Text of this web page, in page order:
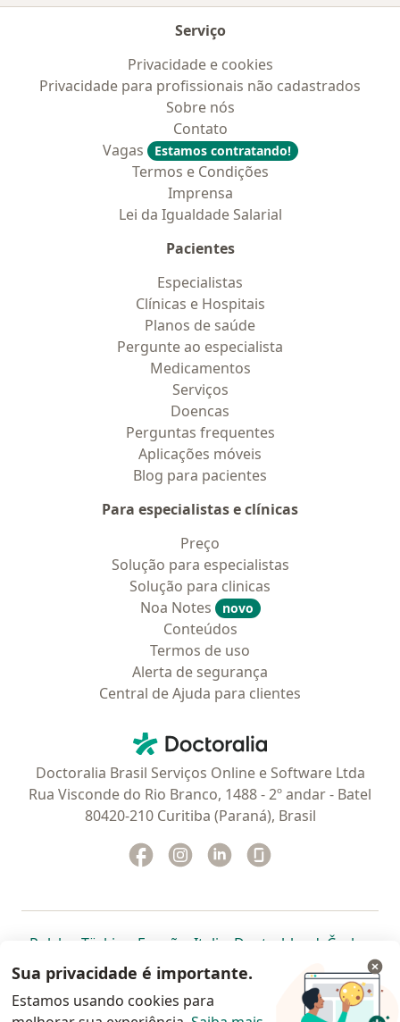
Serviço
Privacidade e cookies
Privacidade para profissionais não cadastrados
Sobre nós
Contato
Vagas
Estamos contratando!
Termos e Condições
Imprensa
Lei da Igualdade Salarial
Pacientes
Especialistas
Clínicas e Hospitais
Planos de saúde
Pergunte ao especialista
Medicamentos
Serviços
Doencas
Perguntas frequentes
Aplicações móveis
Blog para pacientes
Para especialistas e clínicas
Preço
Solução para especialistas
Solução para clinicas
Noa Notes
novo
Conteúdos
Termos de uso
Alerta de segurança
Central de Ajuda para clientes
Doctoralia - Homepage
Doctoralia Brasil Serviços Online e Software Ltda
Rua Visconde do Rio Branco, 1488 - 2º andar - Batel
80420-210 Curitiba (Paraná), Brasil
Facebook
abre num novo separador
Instagram
abre num novo separador
Linkedin
abre num novo
Polska abre num novo separador
Türkiye abre num novo separador
España abre num novo separador
Italia abre num novo
Deutschlandabre num
Česko
Portugal abre num novo separador
, México abre num novo separador
, abre num novo separador
Brasil abre num novoabre num
abre
Colombia abre num novo
Sua privacidade é importante.
Estamos usando cookies para